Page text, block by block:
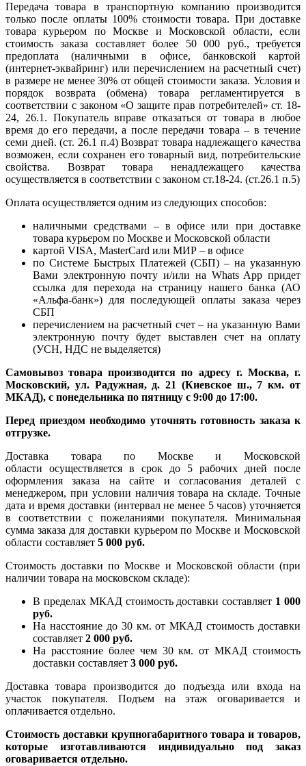
Передача товара в транспортную компанию производится
только после оплаты 100% стоимости товара. При доставке
товара курьером по Москве и Московской области, если
стоимость заказа составляет более 50 000 руб., требуется
предоплата (наличными в офисе, банковской картой
(интернет-эквайринг) или перечислением на расчетный счет)
в размере не менее 30% от общей стоимости заказа. Условия и
порядок возврата (обмена) товара регламентируется в
соответствии с законом «О защите прав потребителей» ст. 18-
24, 26.1. Покупатель вправе отказаться от товара в любое
время до его передачи, а после передачи товара – в течение
семи дней. (ст. 26.1 п.4) Возврат товара надлежащего качества
возможен, если сохранен его товарный вид, потребительские
свойства. Возврат товара ненадлежащего качества
осуществляется в соответствии с законом ст.18-24. (ст.26.1 п.5)
Оплата осуществляется одним из следующих способов:
наличными средствами – в офисе или при доставке
товара курьером по Москве и Московской области
картой VISA, MasterCard или МИР – в офисе
по Системе Быстрых Платежей (СБП) – на указанную
Вами электронную почту и/или на Whats App придет
ссылка для перехода на страницу нашего банка (АО
«Альфа-банк») для последующей оплаты заказа через
СБП
перечислением на расчетный счет – на указанную Вами
электронную почту будет выставлен счет на оплату
(УСН, НДС не выделяется)
Самовывоз товара производится по адресу г. Москва, г.
Московский, ул. Радужная, д. 21 (Киевское ш., 7 км. от
МКАД), с понедельника по пятницу с 9:00 до 17:00.
Перед приездом необходимо уточнять готовность заказа к
отгрузке.
Доставка товара по Москве и Московской
области осуществляется в срок до 5 рабочих дней после
оформления заказа на сайте и согласования деталей с
менеджером, при условии наличия товара на складе. Точные
дата и время доставки (интервал не менее 5 часов) уточняется
в соответствии с пожеланиями покупателя. Минимальная
сумма заказа для доставки курьером по Москве и Московской
области составляет 5 000 руб.
Стоимость доставки по Москве и Московской области (при
наличии товара на московском складе):
В пределах МКАД стоимость доставки составляет 1 000
руб.
На насcтояние до 30 км. от МКАД стоимость доставки
составляет 2 000 руб.
На расстояние более чем 30 км. от МКАД стоимость
доставки составляет 3 000 руб.
Доставка товара производится до подъезда или входа на
участок покупателя. Подъем на этаж оговаривается и
оплачивается отдельно.
Стоимость доставки крупногабаритного товара и товаров,
которые изготавливаются индивидуально под заказ
оговаривается отдельно.